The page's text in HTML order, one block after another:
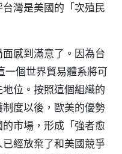
灣是美國的「次殖民
感到滿意了。因為台
一個世界貿易體系將可
位。按照這個組織的
度以後，歐美的優勢
市場，形成「強者愈
經放棄了和美國競爭